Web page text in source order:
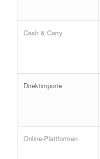
Cash & Carry
Direktimporte
Online-Plattformen